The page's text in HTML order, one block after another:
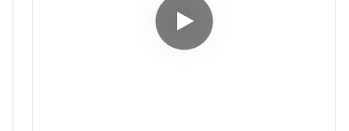
を追加できます。コンパクトな設計、効率的な
濾過能力、そして容易なメンテナンス性を備え